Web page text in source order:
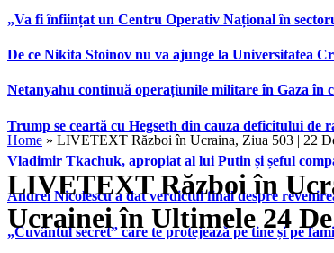
„Va fi înființat un Centru Operativ Național în
De ce Nikita Stoinov nu va ajunge la Universitatea
Netanyahu continuă operațiunile militare în Gaza în
Trump se ceartă cu Hegseth din cauza deficitului de
Vladimir Tkachuk, apropiat al lui Putin și șeful
Andrei Nicolescu a dat verdictul final despre
„Cuvântul secret” care te protejează pe tine și pe
Home » LIVETEXT Război în Ucraina, Ziua 503 | 22
LIVETEXT Război în
Ucrainei în Ultimele 24